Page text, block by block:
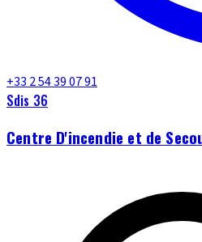
+33 2 54 39 07 91
Sdis 36
Centre D'incendie et de